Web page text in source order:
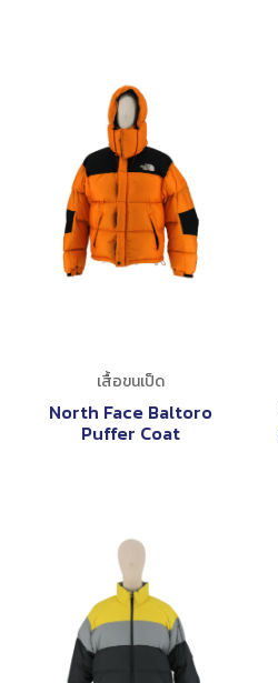
เสื้อขนเป็ด
North Face Baltoro
Puffer Coat